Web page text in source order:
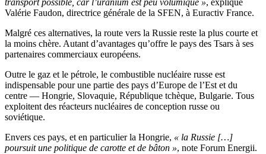
transport possible, car l’uranium est peu volumique », explique
Valérie Faudon, directrice générale de la SFEN, à Euractiv France.
Malgré ces alternatives, la route vers la Russie reste la plus courte et
la moins chère. Autant d’avantages qu’offre le pays des Tsars à ses
partenaires commerciaux européens.
Outre le gaz et le pétrole, le combustible nucléaire russe est
indispensable pour une partie des pays d’Europe de l’Est et du
centre — Hongrie, Slovaquie, République tchèque, Bulgarie. Tous
exploitent des réacteurs nucléaires de conception russe ou
soviétique.
Envers ces pays, et en particulier la Hongrie, « la Russie […]
poursuit une politique de carotte et de bâton », note Forum Energii.